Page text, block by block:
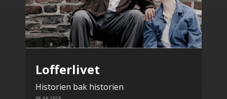
Lofferlivet
Historien bak historien
08.06.2026